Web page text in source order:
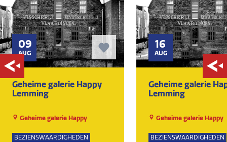
09
AUG
Geheime galerie Happy
Lemming
Geheime galerie Happy
BEZIENSWAARDIGHEDEN
16
AUG
Geheime galerie
Lemming
Geheime galerie Happy
BEZIENSWAARDIGHEDEN